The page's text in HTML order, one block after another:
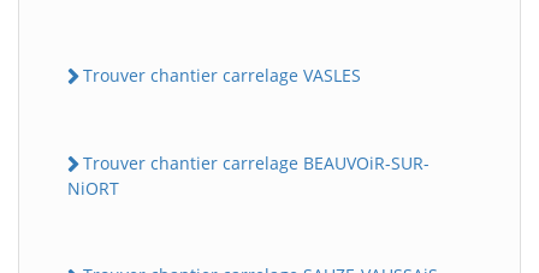
Trouver chantier carrelage VASLES
Trouver chantier carrelage BEAUVOiR-SUR-
NiORT